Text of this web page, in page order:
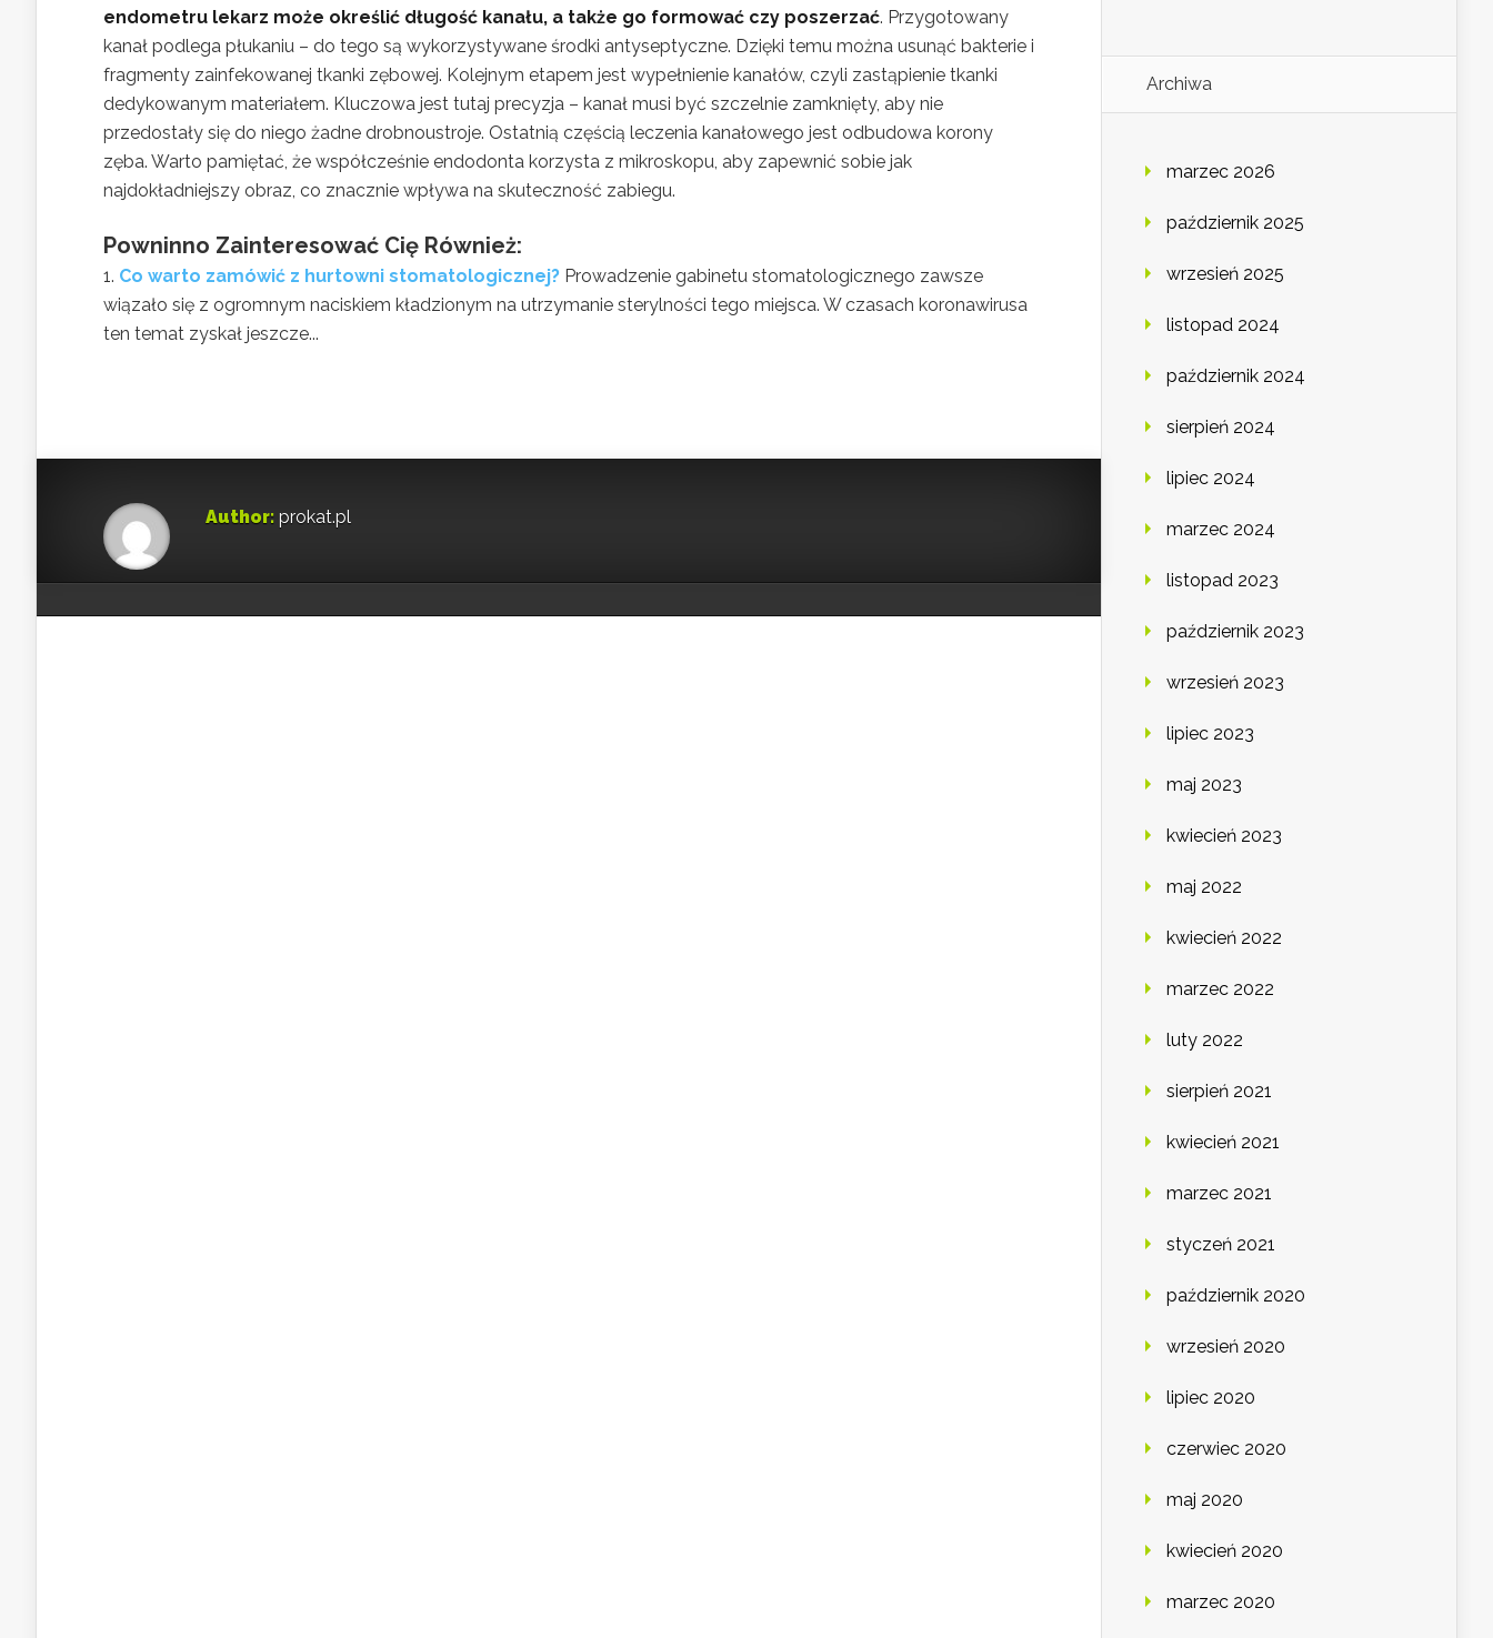
endometru lekarz może określić długość kanału, a także go formować czy poszerzać. Przygotowany
kanał podlega płukaniu – do tego są wykorzystywane środki antyseptyczne. Dzięki temu można usunąć bakterie i
fragmenty zainfekowanej tkanki zębowej. Kolejnym etapem jest wypełnienie kanałów, czyli zastąpienie tkanki
dedykowanym materiałem. Kluczowa jest tutaj precyzja – kanał musi być szczelnie zamknięty, aby nie
przedostały się do niego żadne drobnoustroje. Ostatnią częścią leczenia kanałowego jest odbudowa korony
zęba. Warto pamiętać, że współcześnie endodonta korzysta z mikroskopu, aby zapewnić sobie jak
najdokładniejszy obraz, co znacznie wpływa na skuteczność zabiegu.
Powninno Zainteresować Cię Również:
Co warto zamówić z hurtowni stomatologicznej? Prowadzenie gabinetu stomatologicznego zawsze
wiązało się z ogromnym naciskiem kładzionym na utrzymanie sterylności tego miejsca. W czasach koronawirusa
ten temat zyskał jeszcze...
Author: prokat.pl
Archiwa
marzec 2026
październik 2025
wrzesień 2025
listopad 2024
październik 2024
sierpień 2024
lipiec 2024
marzec 2024
listopad 2023
październik 2023
wrzesień 2023
lipiec 2023
maj 2023
kwiecień 2023
maj 2022
kwiecień 2022
marzec 2022
luty 2022
sierpień 2021
kwiecień 2021
marzec 2021
styczeń 2021
październik 2020
wrzesień 2020
lipiec 2020
czerwiec 2020
maj 2020
kwiecień 2020
marzec 2020